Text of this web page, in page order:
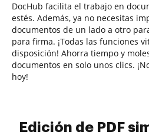
DocHub facilita el trabajo en
estés. Además, ya no necesitas
documentos de un lado a otro
para firma. ¡Todas las funciones
disposición! Ahorra tiempo y
documentos en solo unos clics.
hoy!
Edición de PDF